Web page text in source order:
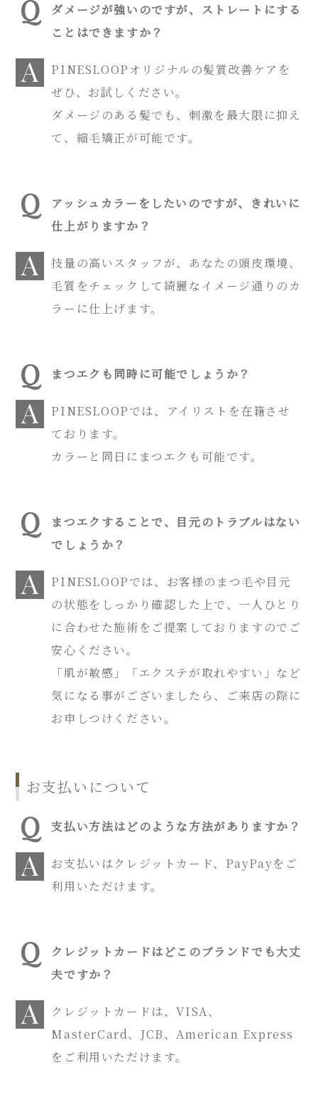
ダメージが強いのですが、ストレートにする
ことはできますか？
PINESLOOPオリジナルの髪質改善ケアを
ぜひ、お試しください。
ダメージのある髪でも、刺激を最大限に抑え
て、縮毛矯正が可能です。
アッシュカラーをしたいのですが、きれいに
仕上がりますか？
技量の高いスタッフが、あなたの頭皮環境、
毛質をチェックして綺麗なイメージ通りのカ
ラーに仕上げます。
まつエクも同時に可能でしょうか？
PINESLOOPでは、アイリストを在籍させ
ております。
カラーと同日にまつエクも可能です。
まつエクすることで、目元のトラブルはない
でしょうか？
PINESLOOPでは、お客様のまつ毛や目元
の状態をしっかり確認した上で、一人ひとり
に合わせた施術をご提案しておりますのでご
安心ください。
「肌が敏感」「エクステが取れやすい」など
気になる事がございましたら、ご来店の際に
お申しつけください。
お支払いについて
支払い方法はどのような方法がありますか？
お支払いはクレジットカード、PayPayをご
利用いただけます。
クレジットカードはどこのブランドでも大丈
夫ですか？
クレジットカードは、VISA、
MasterCard、JCB、American Express
をご利用いただけます。